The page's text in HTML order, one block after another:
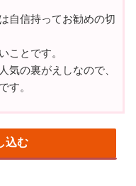
自信持ってお勧めの切
ことです。
気の裏がえしなので、
す。
込む